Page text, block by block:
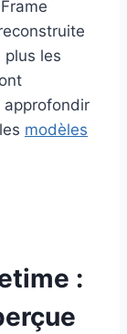
plus les
approfondir
modèles
: